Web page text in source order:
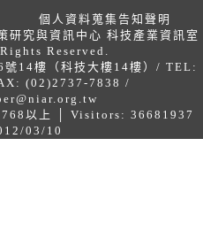
個人資料蒐集告知聲明
研究與資訊中心 科技產業資訊室
Reserved.
14樓（科技大樓14樓）/ TEL:
(02)2737-7838 /
以上 │ Visitors: 36681937
03/10